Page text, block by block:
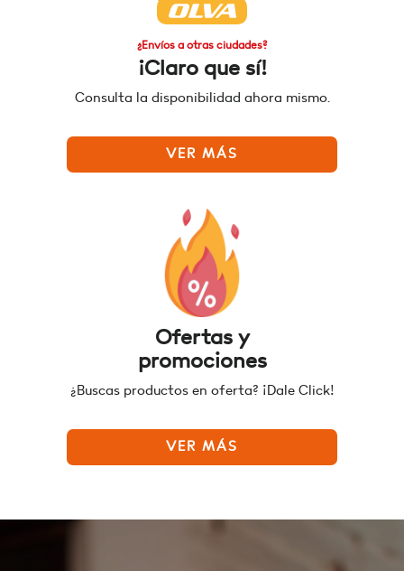
¿Envíos a otras ciudades?
¡Claro que sí!
Consulta la disponibilidad ahora mismo.
VER MÁS
Ofertas y
promociones
¿Buscas productos en oferta? ¡Dale Click!
VER MÁS